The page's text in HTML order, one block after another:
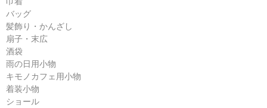
バッグ
髪飾り・かんざし
扇子・末広
酒袋
雨の日用小物
キモノカフェ用小物
着装小物
ショール